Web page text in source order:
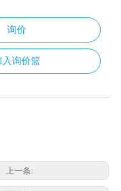
询价
入询价篮
上一条: